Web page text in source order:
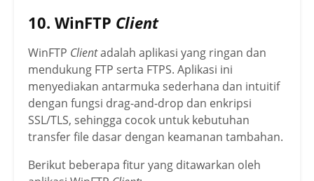
10. WinFTP Client
WinFTP Clientadalah aplikasi yang ringan dan
mendukung FTP serta FTPS. Aplikasi ini
menyediakan antarmuka sederhana dan intuitif
dengan fungsi drag-and-drop dan enkripsi
SSL/TLS, sehingga cocok untuk kebutuhan
transfer file dasar dengan keamanan tambahan.
Berikut beberapa fitur yang ditawarkan oleh